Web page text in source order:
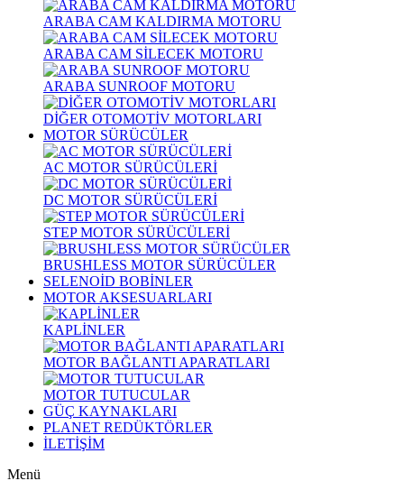
ARABA CAM KALDIRMA MOTORU
ARABA CAM SİLECEK MOTORU
ARABA SUNROOF MOTORU
DİĞER OTOMOTİV MOTORLARI
MOTOR SÜRÜCÜLER
AC MOTOR SÜRÜCÜLERİ
DC MOTOR SÜRÜCÜLERİ
STEP MOTOR SÜRÜCÜLERİ
BRUSHLESS MOTOR SÜRÜCÜLER
SELENOİD BOBİNLER
MOTOR AKSESUARLARI
KAPLİNLER
MOTOR BAĞLANTI APARATLARI
MOTOR TUTUCULAR
GÜÇ KAYNAKLARI
PLANET REDÜKTÖRLER
İLETİŞİM
Menü